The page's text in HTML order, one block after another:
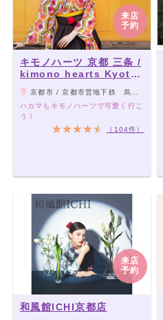
来店
予約
キモノハーツ 京都 三条 /
kimono hearts Kyoto
sanjo
京都市 / 京都市営地下鉄 烏丸線 烏丸御池駅 ５番出口徒歩5分 京都市営地下鉄 東西線 京都市役所前駅 ８番出口徒歩5分 京阪電鉄 京阪本線 三条駅 徒歩10分 京都市営バス 「堺町御池」徒歩５分
ハカマもキモノハーツで可愛く行こ
う！
（104件）
来店
予約
和風館ICHI京都店